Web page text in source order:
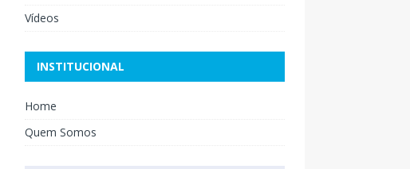
Vídeos
INSTITUCIONAL
Home
Quem Somos